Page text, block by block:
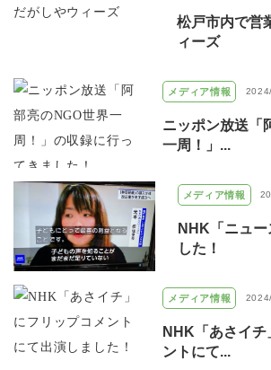
松戸市内で営
ィーズ
メディア情報
ニッポン放送「
一周！」...
メディア情報
NHK「ニュー
した！
メディア情報
NHK「あさイチ
ントにて...